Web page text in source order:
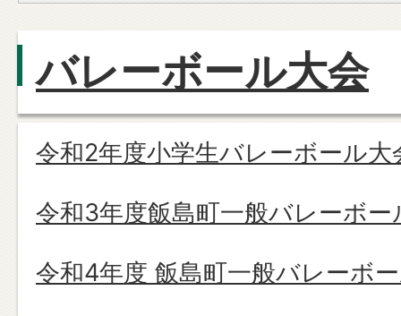
バレーボール大会
令和2年度小学生バレーボール大
令和3年度飯島町一般バレーボー
令和4年度 飯島町一般バレーボ